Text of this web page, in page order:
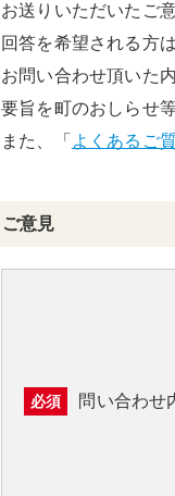
頑張る地方応援プロ
グラム
お送りいただいたご
回答を希望される方
お問い合わせ頂いた
要旨を町のおしらせ
また、「 よくあるご
ご意見
必須 問い合わせ